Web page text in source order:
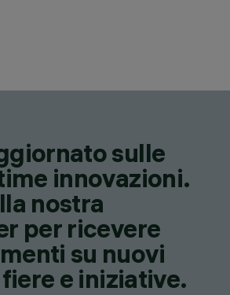
sulle
innovazioni.
nostra
per ricevere
su nuovi
e iniziative.